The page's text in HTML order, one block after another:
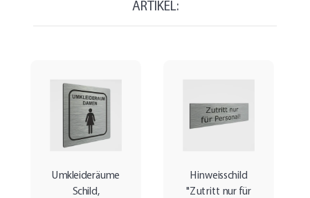
ARTIKEL:
Umkleideräume
Schild,
Hinweisschild
"Zutritt nur für